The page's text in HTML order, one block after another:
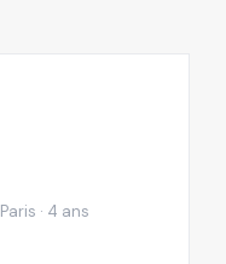
· 4 ans